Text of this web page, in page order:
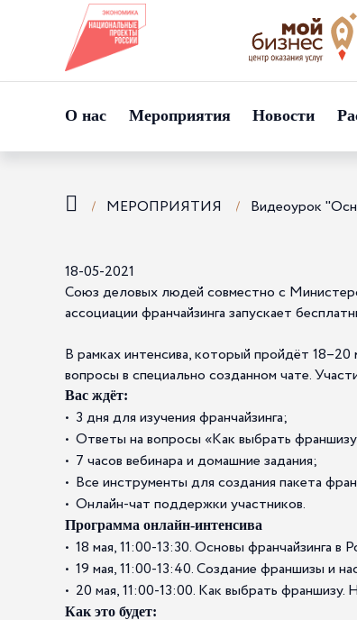
О нас Мероприятия Новости
МЕРОПРИЯТИЯ Видеоурок
18-05-2021
Союз деловых людей совместно с
ассоциации франчайзинга запускает
В рамках интенсива, который пройдёт
вопросы в специально созданном чате.
Вас ждёт:
• 3 дня для изучения франчайзинга;
• Ответы на вопросы «Как выбрать
• 7 часов вебинара и домашние задания;
• Все инструменты для создания пакета
• Онлайн-чат поддержки участников.
Программа онлайн-интенсива
• 18 мая, 11:00-13:30. Основы франчайзинга в
• 19 мая, 11:00-13:40. Создание франшизы и
• 20 мая, 11:00-13:00. Как выбрать
Как это будет: